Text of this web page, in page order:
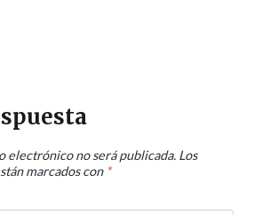
electrónico no será publicada. Los
marcados con *